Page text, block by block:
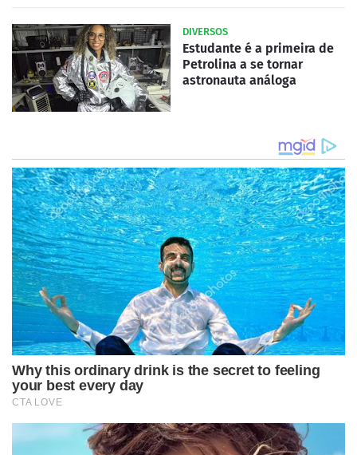
DIVERSOS
Estudante é a primeira de
Petrolina a se tornar
astronauta análoga